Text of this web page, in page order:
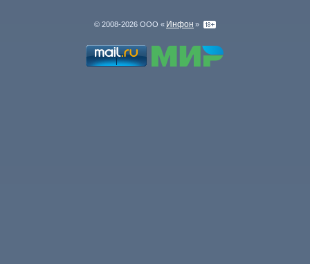
© 2008-2026 ООО « Инфон »